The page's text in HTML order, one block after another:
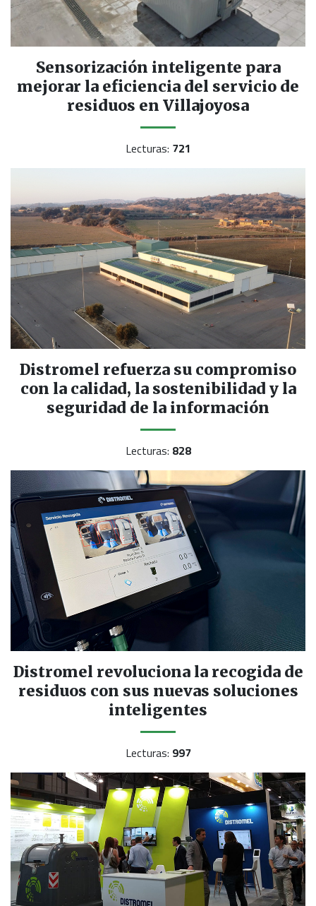
Sensorización inteligente para
mejorar la eficiencia del servicio de
residuos en Villajoyosa
Lecturas: 721
Distromel refuerza su compromiso
con la calidad, la sostenibilidad y la
seguridad de la información
Lecturas: 828
Distromel revoluciona la recogida de
residuos con sus nuevas soluciones
inteligentes
Lecturas: 997